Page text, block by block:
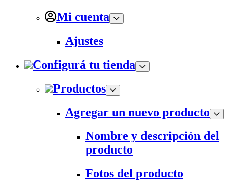
Mi cuenta
Ajustes
Configurá tu tienda
Productos
Agregar un nuevo producto
Nombre y descripción del
producto
Fotos del producto